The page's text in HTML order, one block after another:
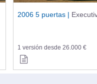
2006 5 puertas |
1 versión desde 26.000 €